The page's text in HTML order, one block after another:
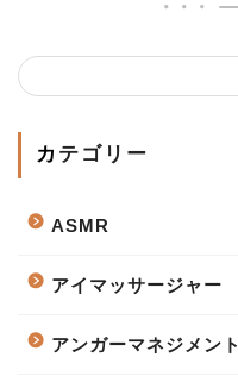
カテゴリー
ASMR
アイマッサージャー
アンガーマネジメント